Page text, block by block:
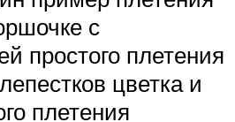
с
простого плетения
цветка и
плетения